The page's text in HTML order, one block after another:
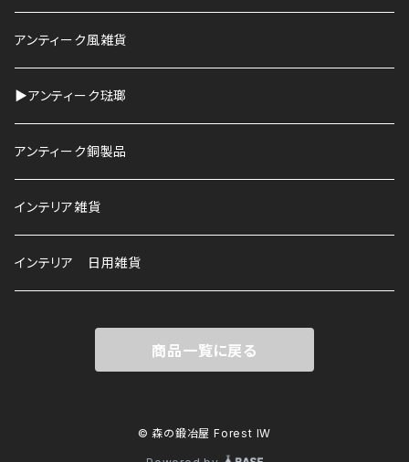
HAWS
アンティーク風雑貨
▶︎アンティーク琺瑯
アンティーク銅製品
インテリア雑貨
インテリア 日用雑貨
商品一覧に戻る
© 森の鍛冶屋 Forest IW